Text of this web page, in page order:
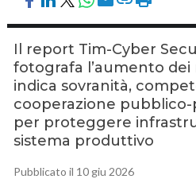
Il report Tim-Cyber
fotografa l’aumento dei
indica sovranità,
cooperazione
per proteggere
sistema produttivo
Pubblicato il 10 giu 2026